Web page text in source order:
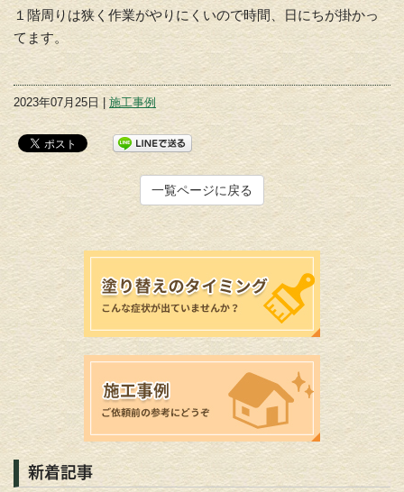
１階周りは狭く作業がやりにくいので時間、日にちが掛かっ
てます。
2023年07月25日 | 施工事例
一覧ページに戻る
新着記事